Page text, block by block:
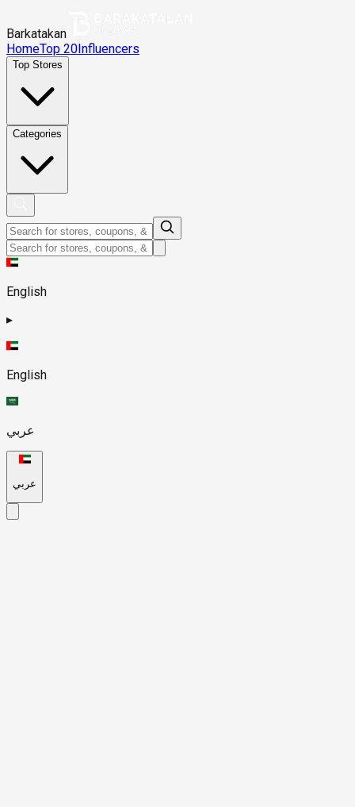
Barkatakan
HomeTop 20Influencers
Top Stores
Categories
English
▸
English
عربي
عربي